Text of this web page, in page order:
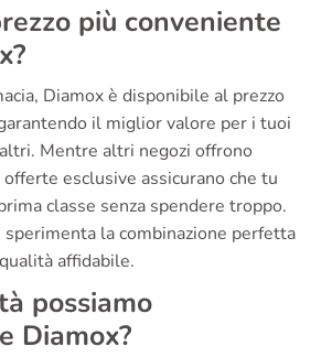
più conveniente
Diamox è disponibile al prezzo
il miglior valore per i tuoi
Mentre altri negozi offrono
esclusive assicurano che tu
classe senza spendere troppo.
sperimenta la combinazione perfetta
affidabile.
possiamo
Diamox?